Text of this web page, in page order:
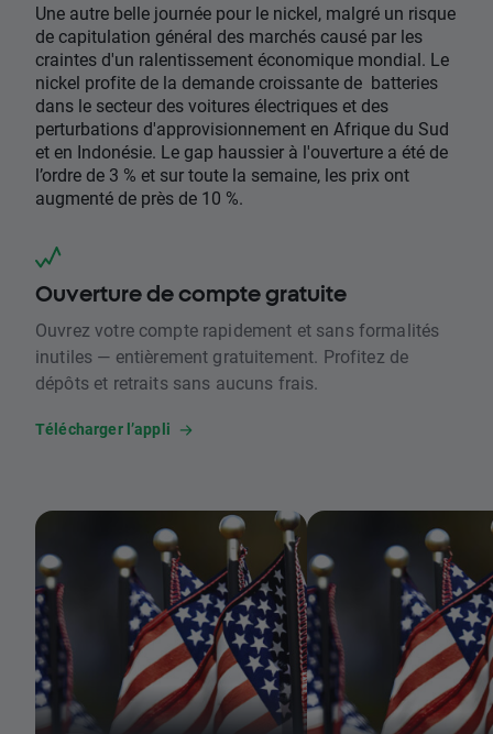
Une autre belle journée pour le nickel, malgré un risque
de capitulation général des marchés causé par les
craintes d'un ralentissement économique mondial. Le
nickel profite de la demande croissante de batteries
dans le secteur des voitures électriques et des
perturbations d'approvisionnement en Afrique du Sud
et en Indonésie. Le gap haussier à l'ouverture a été de
l’ordre de 3 % et sur toute la semaine, les prix ont
augmenté de près de 10 %.
Ouverture de compte gratuite
Ouvrez votre compte rapidement et sans formalités
inutiles — entièrement gratuitement. Profitez de
dépôts et retraits sans aucuns frais.
Télécharger l’appli